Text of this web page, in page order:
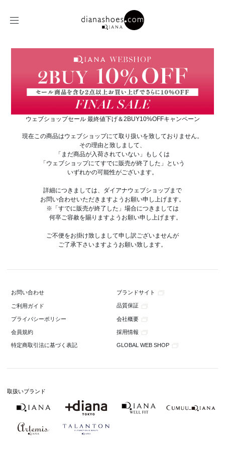
ウェブショップセール 最終値下げ＆2BUY10%OFFキャンペーン
現在この商品はウェブショップにて取り扱いを致しておりません。
その理由と致しまして、
「まだ商品が入荷されていない」もしくは
「ウェブショップにてすでに販売が終了した」という
いずれかの可能性がございます。
詳細につきましては、ダイアナウェブショップまで
お問い合わせいただきますようお願い申し上げます。
※「すでに販売が終了した」場合につきましては
何卒ご容赦を賜りますようお願い申し上げます。
ご不便をお掛け致しまして申し訳ございませんが
ご了承下さいますようお願い致します。
お問い合わせ ブランドサイト
ご利用ガイド 品質保証
プライバシーポリシー 会社概要
会員規約 採用情報
特定商取引法に基づく表記 GLOBAL WEB SHOP
取扱いブランド